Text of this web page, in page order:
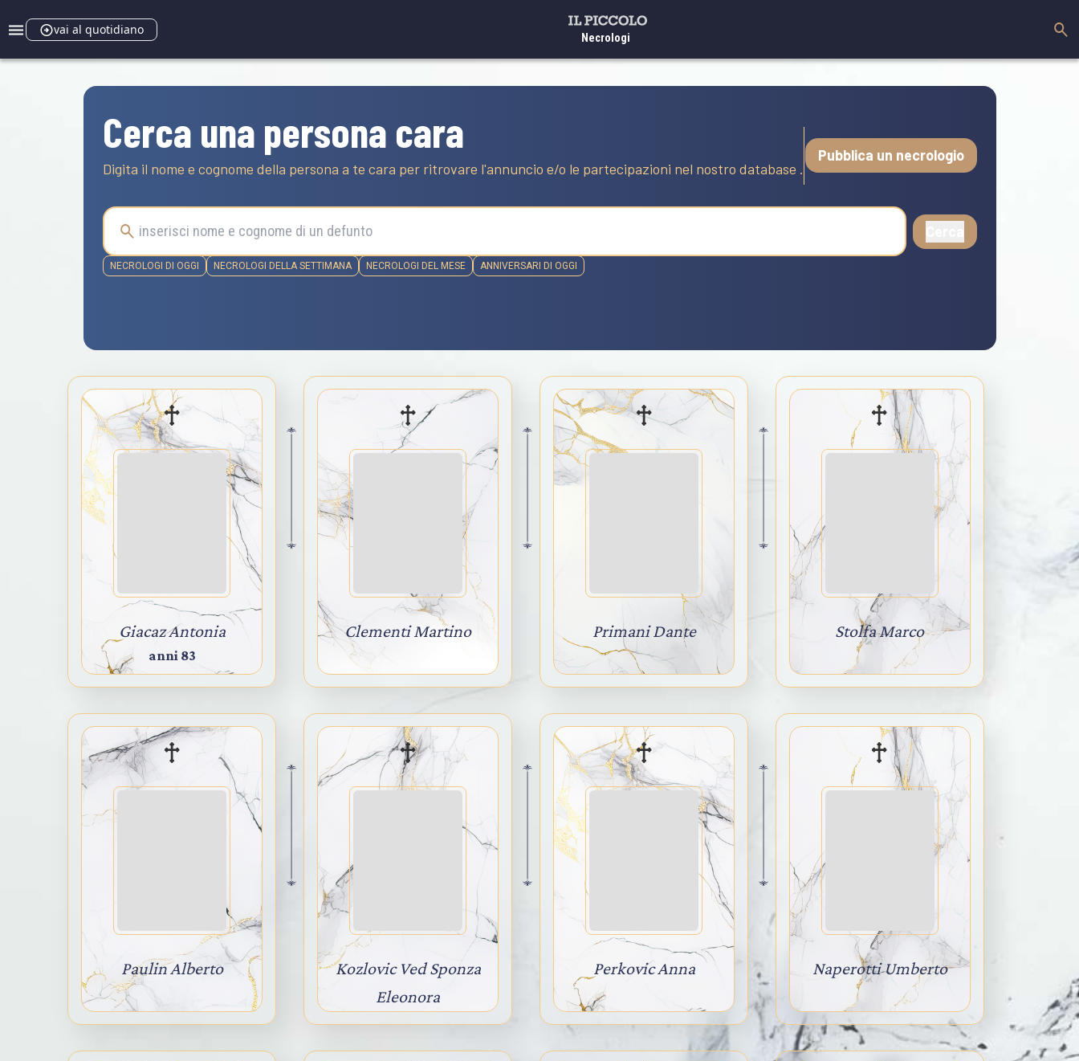
vai al quotidiano
Necrologi
Cerca una persona cara
Digita il nome e cognome della persona a te cara per ritrovare l'annuncio e/o le partecipazioni nel nostro database .
Pubblica un necrologio
NECROLOGI DI OGGI NECROLOGI DELLA SETTIMANA NECROLOGI DEL MESE ANNIVERSARI DI OGGI
Giacaz Antonia
anni 83
Clementi Martino Primani Dante Stolfa Marco
Paulin Alberto
Kozlovic Ved Sponza
Eleonora
Perkovic Anna Naperotti Umberto